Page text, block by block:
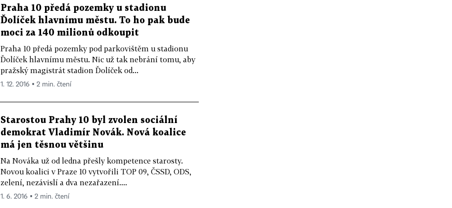
Praha 10 předá pozemky u stadionu
Ďolíček hlavnímu městu. To ho pak bude
moci za 140 milionů odkoupit
Praha 10 předá pozemky pod parkovištěm u stadionu
Ďolíček hlavnímu městu. Nic už tak nebrání tomu, aby
pražský magistrát stadion Ďolíček od...
1. 12. 2016 ▪ 2 min. čtení
Starostou Prahy 10 byl zvolen sociální
demokrat Vladimír Novák. Nová koalice
má jen těsnou většinu
Na Nováka už od ledna přešly kompetence starosty.
Novou koalici v Praze 10 vytvořili TOP 09, ČSSD, ODS,
zelení, nezávislí a dva nezařazení....
1. 6. 2016 ▪ 2 min. čtení